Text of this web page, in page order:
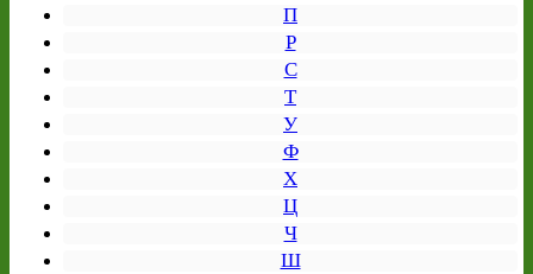
П
Р
С
Т
У
Ф
Х
Ц
Ч
Ш